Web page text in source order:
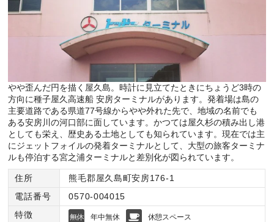
やや歪んだ円を描く屋久島。時計に見立てたときにちょうど3時の
方向に種子屋久高速船 安房ターミナルがあります。発着場は島の
主要道路である県道77号線からやや外れた先で、地域の名前でも
ある安房川の河口部に面しています。かつては屋久杉の積み出し港
としても栄え、歴史ある土地としても知られています。現在では主
にジェットフォイルの発着ターミナルとして、大型の旅客ターミナ
ルも停泊する宮之浦ターミナルと差別化が図られています。
住所
熊毛郡屋久島町安房176-1
電話番号
0570-004015
特徴
年中無休 休憩スペース